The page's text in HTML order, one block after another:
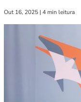
Out 16, 2025 | 4 min leitura